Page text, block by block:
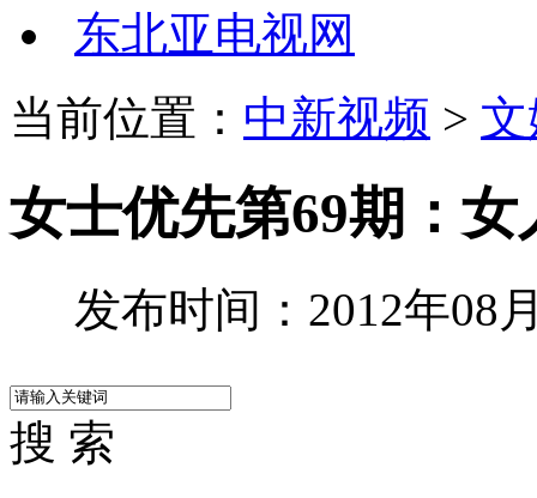
东北亚电视网
当前位置： 中新视频 >
女士优先第69期：
发布时间：2012年08
搜 索